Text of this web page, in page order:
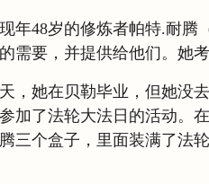
年48岁的修炼者帕特.耐腾
需要，并提供给他们。她
，她在贝勒毕业，但她没
加了法轮大法日的活动。
三个盒子，里面装满了法